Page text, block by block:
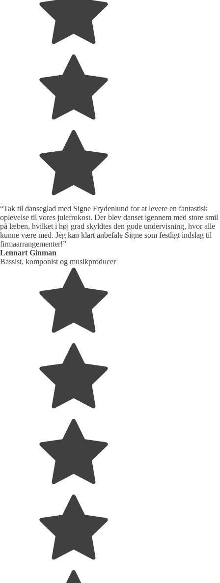
“Tak til danseglad med Signe Frydenlund for at levere en fantastisk
oplevelse til vores julefrokost. Der blev danset igennem med store smil
på læben, hvilket i høj grad skyldtes den gode undervisning, hvor alle
kunne være med. Jeg kan klart anbefale Signe som festligt indslag til
firmaarrangementer!”
Lennart Ginman
Bassist, komponist og musikproducer